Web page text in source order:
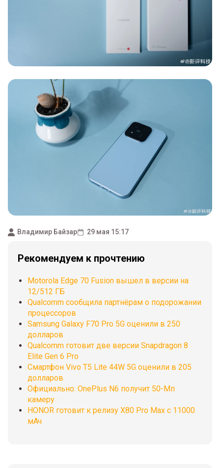
Владимир Байзар 29 мая 15:17
Рекомендуем к прочтению
Motorola Edge 70 Fusion вышел в версии на
12/512 ГБ
Qualcomm сообщила партнёрам о подорожании
процессоров
Samsung Galaxy F70 Pro 5G оценили в 250
долларов
Qualcomm готовит две версии Snapdragon 8
Elite Gen 6 Pro
Смартфон Vivo T5 Lite 44W 5G оценили в 205
долларов
Официально: OnePlus N6 получит 50-Мп
камеру
HONOR готовит к релизу X80 Pro Max с 11000
мАч